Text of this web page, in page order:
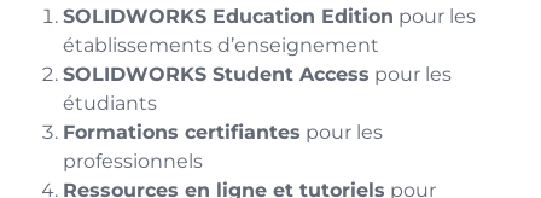
SOLIDWORKS Education Edition pour les
établissements d’enseignement
SOLIDWORKS Student Access pour les
étudiants
Formations certifiantes pour les
professionnels
Ressources en ligne et tutoriels pour